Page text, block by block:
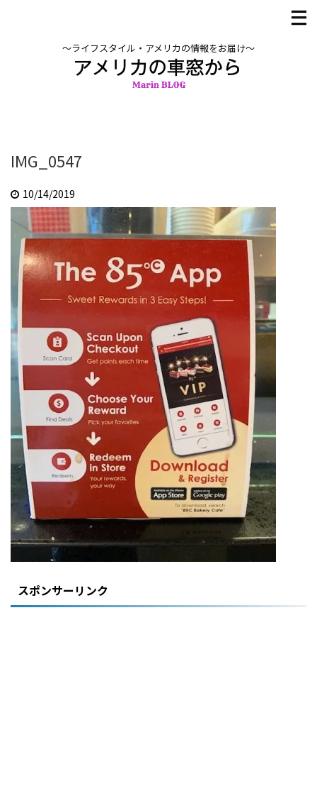
〜ライフスタイル・アメリカの情報をお届け〜
IMG_0547
10/14/2019
スポンサーリンク